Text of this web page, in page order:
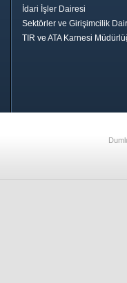
İdari İşler Dairesi
Sektörler ve Girişimcilik
TIR ve ATA Karnesi